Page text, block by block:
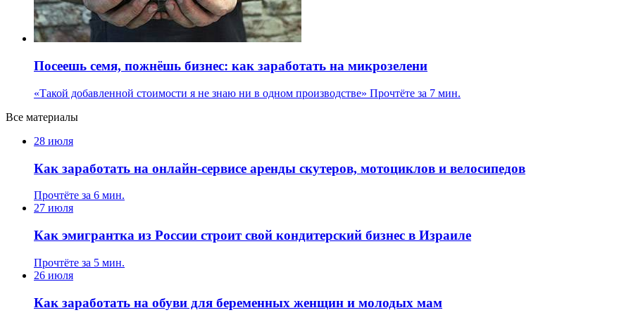
Посеешь семя, пожнёшь бизнес: как заработать на микрозелени
«Такой добавленной стоимости я не знаю ни в одном производстве» Прочтёте за 7 мин.
Все материалы
28 июля
Как заработать на онлайн-сервисе аренды скутеров, мотоциклов и велосипедов
Прочтёте за 6 мин.
27 июля
Как эмигрантка из России строит свой кондитерский бизнес в Израиле
Прочтёте за 5 мин.
26 июля
Как заработать на обуви для беременных женщин и молодых мам